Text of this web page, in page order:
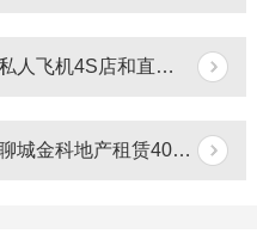
实拍私人飞机4S店和直升机租赁展厅
山东聊城金科地产租赁400万直升机空中看房